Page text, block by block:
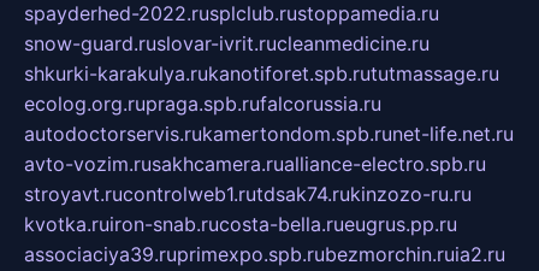
spayderhed-2022.rusplclub.rustoppamedia.ru
snow-guard.ruslovar-ivrit.rucleanmedicine.ru
shkurki-karakulya.rukanotiforet.spb.rututmassage.ru
ecolog.org.rupraga.spb.rufalcorussia.ru
autodoctorservis.rukamertondom.spb.runet-life.net.ru
avto-vozim.rusakhcamera.rualliance-electro.spb.ru
stroyavt.rucontrolweb1.rutdsak74.rukinzozo-ru.ru
kvotka.ruiron-snab.rucosta-bella.rueugrus.pp.ru
associaciya39.ruprimexpo.spb.rubezmorchin.ruia2.ru